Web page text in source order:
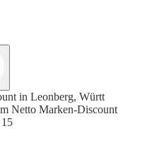
in Leonberg, Württ
Netto Marken-Discount